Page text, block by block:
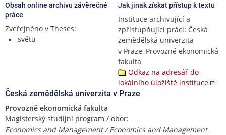
Obsah online archivu závěrečné
práce
Zveřejněno v Theses:
světu
Jak jinak získat přístup k textu
Instituce archivující a
zpřístupňující práci: Česká
zemědělská univerzita
v Praze, Provozně ekonomická
fakulta
Odkaz na adresář do
lokálního úložiště instituce
Česká zemědělská univerzita v Praze
Provozně ekonomická fakulta
Magisterský studijní program / obor:
Economics and Management / Economics and Management